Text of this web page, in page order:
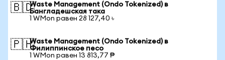
🇧🇩Waste Management (Ondo Tokenized) в
Бангладешская така
1 WMon равен 28 127,40 ৳
🇵🇭Waste Management (Ondo Tokenized) в
Филиппинское песо
1 WMon равен 13 813,77 ₱